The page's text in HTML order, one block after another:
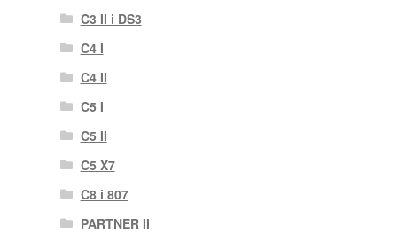
C3 II i DS3
C4 I
C4 II
C5 I
C5 II
C5 X7
C8 i 807
PARTNER II